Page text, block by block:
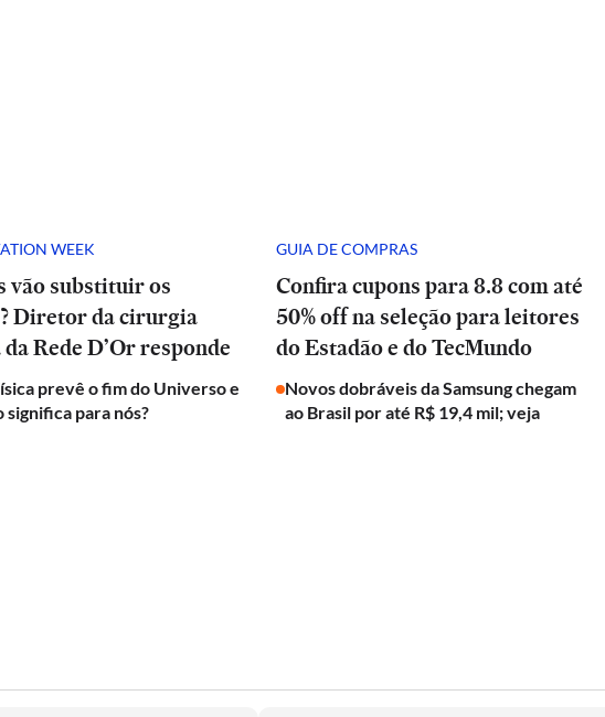
WEEK
vão substituir os
Diretor da cirurgia
Rede D’Or responde
prevê o fim do Universo e
significa para nós?
GUIA DE COMPRAS
Confira cupons para 8.8 com até
50% off na seleção para leitores
do Estadão e do TecMundo
Novos dobráveis da Samsung chegam
ao Brasil por até R$ 19,4 mil; veja